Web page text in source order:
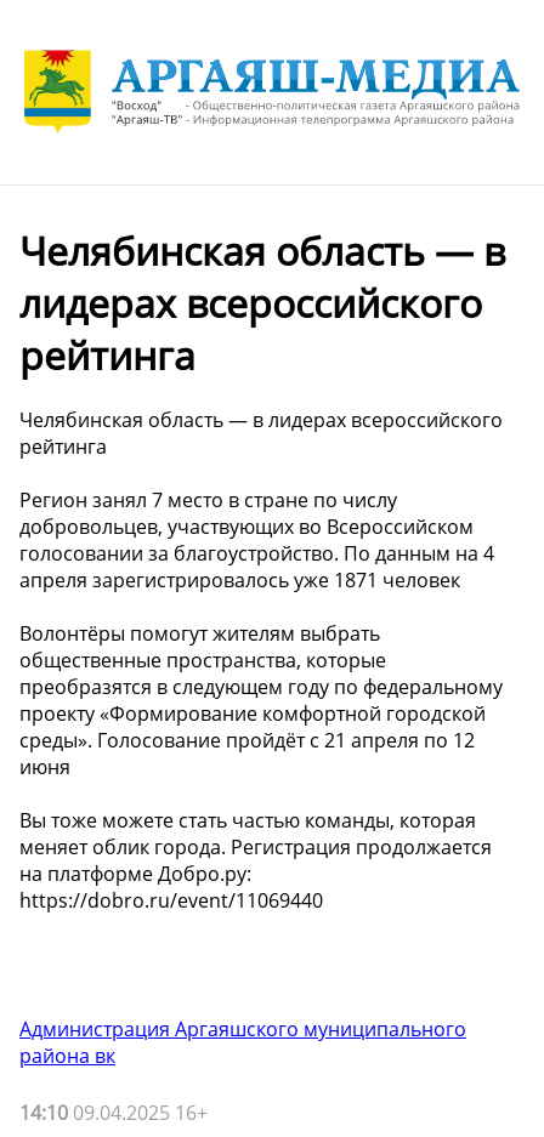
Челябинская область — в
лидерах всероссийского
рейтинга
Челябинская область — в лидерах всероссийского
рейтинга
Регион занял 7 место в стране по числу
добровольцев, участвующих во Всероссийском
голосовании за благоустройство. По данным на 4
апреля зарегистрировалось уже 1871 человек
Волонтёры помогут жителям выбрать
общественные пространства, которые
преобразятся в следующем году по федеральному
проекту «Формирование комфортной городской
среды». Голосование пройдёт с 21 апреля по 12
июня
Вы тоже можете стать частью команды, которая
меняет облик города. Регистрация продолжается
на платформе Добро.ру:
https://dobro.ru/event/11069440
Администрация Аргаяшского муниципального
района вк
14:10 09.04.2025 16+